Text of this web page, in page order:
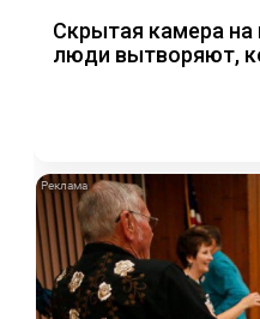
Скрытая камера
люди вытворяют,